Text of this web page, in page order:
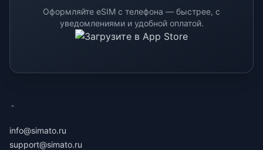
Оформляйте eSIM с телефона — быстрее, с
уведомлениями и удобной оплатой.
info@simato.ru
support@simato.ru